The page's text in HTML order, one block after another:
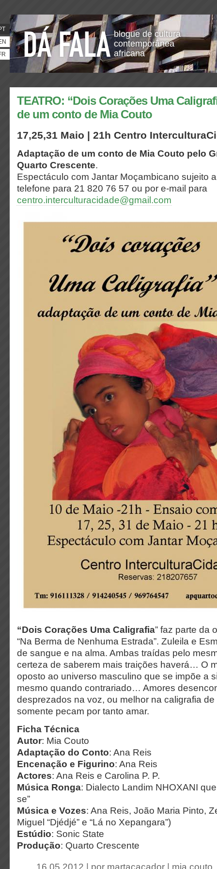
blogue de cultura
contemporânea
africana
TEATRO: “Dois Corações Uma
de um conto de Mia Couto
17,25,31 Maio | 21h Centro
Adaptação de um conto de Mia Couto pelo
Quarto Crescente.
Espectáculo com Jantar Moçambicano sujeito
telefone para 21 820 76 57 ou por e-mail para
centro.interculturacidade@gmail.com
“Dois Corações Uma Caligrafia” faz parte da
“Na Berma de Nenhuma Estrada”. Zuleila e
de sangue e na alma. Ambas traídas pelo
certeza de saberem mais traições haverá… O
oposto ao universo masculino que se impõe a
mesmo quando contrariado… Amores
desprezados na voz, ou melhor na caligrafia
somente pecam por tanto amar.
Ficha Técnica
Autor: Mia Couto
Adaptação do Conto: Ana Reis
Encenação e Figurino: Ana Reis
Actores: Ana Reis e Carolina P. P.
Música Ronga: Dialecto Landim NHOXANI
se”
Música e Vozes: Ana Reis, João Maria Pinto,
Miguel “Djédjé” e “Lá no Xepangara”)
Estúdio: Sonic State
Produção: Quarto Crescente
16.05.2012 | por martacacador mia couto